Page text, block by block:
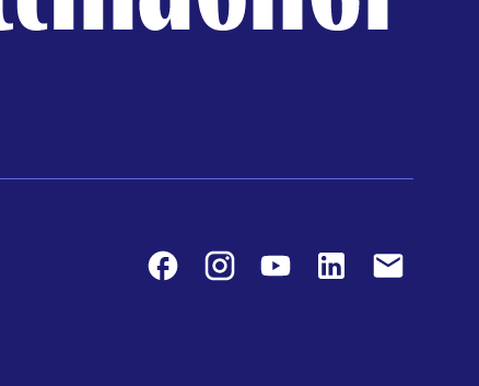
FacebookInstagram Youtube LinkedIn